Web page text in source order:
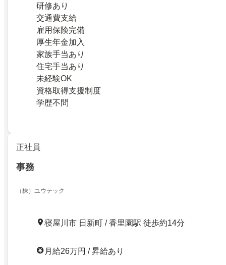
研修あり
交通費支給
雇用保険完備
厚生年金加入
家族手当あり
住宅手当あり
未経験OK
資格取得支援制度
学歴不問
正社員
事務
（株）ユウテック
寝屋川市 日新町 / 香里園駅 徒歩約14分
月給26万円 / 昇給あり